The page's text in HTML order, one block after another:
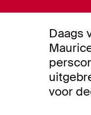
Daags
voor